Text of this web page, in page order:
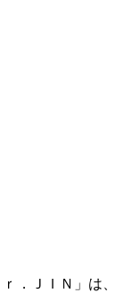
．ＪＩＮ」は、